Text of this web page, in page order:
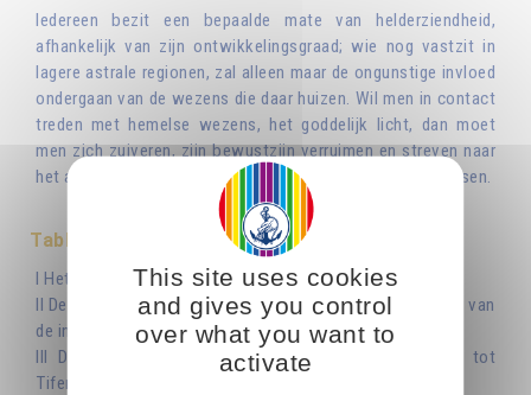
Iedereen bezit een bepaalde mate van helderziendheid,
afhankelijk van zijn ontwikkelingsgraad; wie nog vastzit in
lagere astrale regionen, zal alleen maar de ongunstige invloed
ondergaan van de wezens die daar huizen. Wil men in contact
treden met hemelse wezens, het goddelijk licht, dan moet
men zich zuiveren, zijn bewustzijn verruimen en streven naar
het allerhoogste ideaal: ware broederschap onder de mensen.
Table des matières
I Het zichtbare en het onzichtbare
II De beperkte visie van het verstand en de oneindige visie van
de intuïtie
III De toegang tot de onzichtbare wereld: van Jesod tot
Tifereth
This site uses cookies
and gives you control
over what you want to
activate